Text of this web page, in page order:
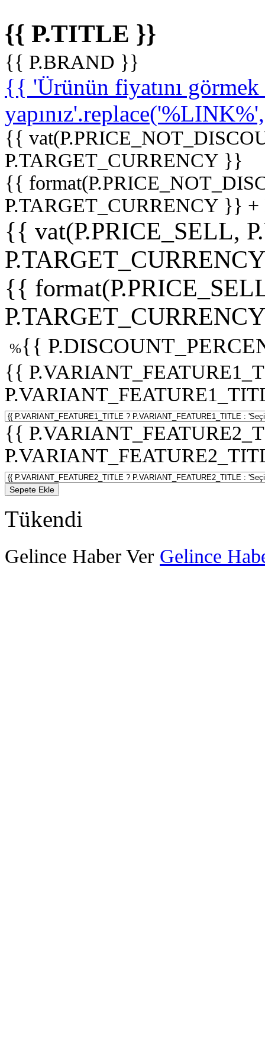
{{ P.TITLE }}
{{ P.BRAND }}
{{ 'Ürünün fiyatını
{{
P.TARGET_CURRENCY }}
{{
P.TARGET_CURRENCY }}
{{ vat(P.PRICE_SELL,
{{
%{{
{{
{{
Sepete Ekle
Tükendi
Gelince Haber Ver Gelince